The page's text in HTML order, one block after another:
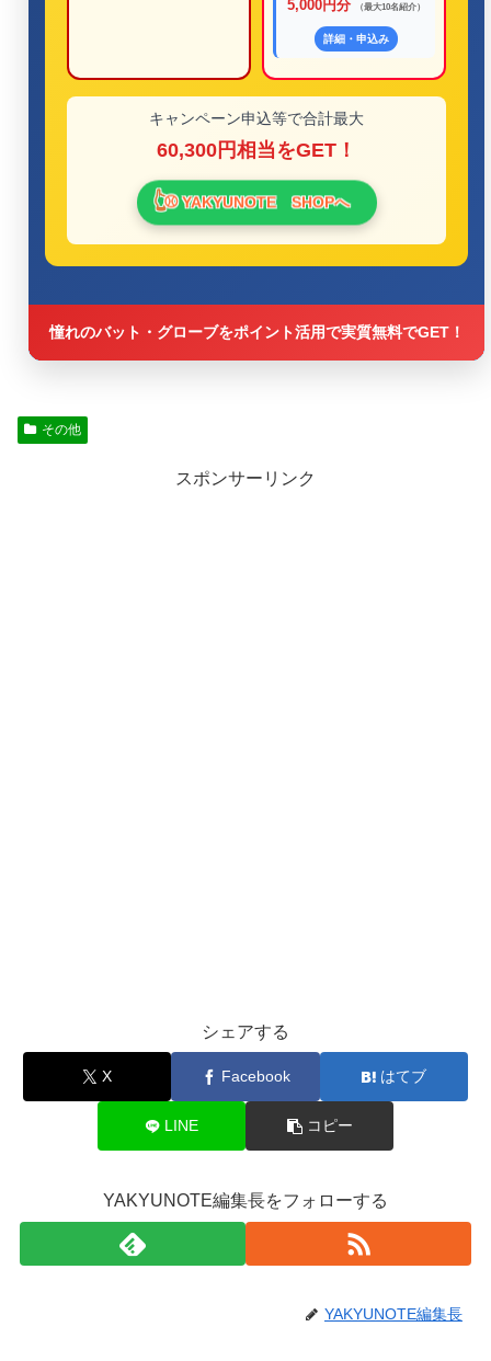
5,000円分 （最大10名紹介）
詳細・申込み
キャンペーン申込等で合計最大
60,300円相当をGET！
⚾ YAKYUNOTE SHOPへ
憧れのバット・グローブをポイント活用で実質無料でGET！
その他
スポンサーリンク
シェアする
X Facebook はてブ
LINE コピー
YAKYUNOTE編集長をフォローする
YAKYUNOTE編集長